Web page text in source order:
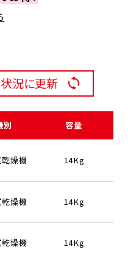
況に更新
別 容量
燥機 14Kg
燥機 14Kg
燥機 14Kg